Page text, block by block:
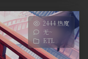
2444 热度
无~
ETL